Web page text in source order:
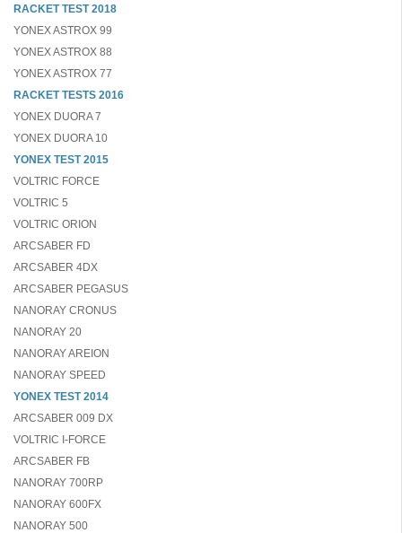
RACKET TEST 2018
YONEX ASTROX 99
YONEX ASTROX 88
YONEX ASTROX 77
RACKET TESTS 2016
YONEX DUORA 7
YONEX DUORA 10
YONEX TEST 2015
VOLTRIC FORCE
VOLTRIC 5
VOLTRIC ORION
ARCSABER FD
ARCSABER 4DX
ARCSABER PEGASUS
NANORAY CRONUS
NANORAY 20
NANORAY AREION
NANORAY SPEED
YONEX TEST 2014
ARCSABER 009 DX
VOLTRIC I-FORCE
ARCSABER FB
NANORAY 700RP
NANORAY 600FX
NANORAY 500